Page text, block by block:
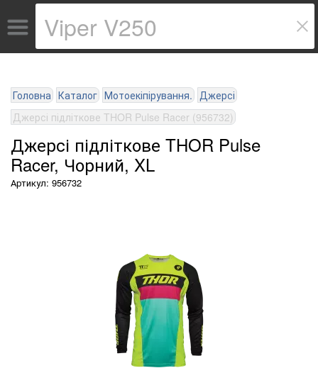
Головна Каталог Мотоекіпірування. Джерсі
Джерсі підліткове THOR Pulse Racer (956732)
Джерсі підліткове THOR Pulse
Racer, Чорний, XL
Артикул: 956732